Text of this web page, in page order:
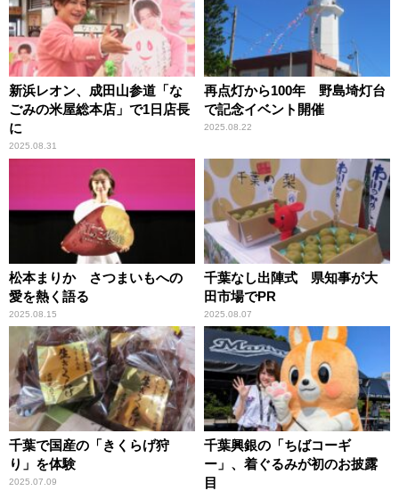
新浜レオン、成田山参道「な
ごみの米屋総本店」で1日店長
に
2025.08.31
再点灯から100年 野島埼灯台
で記念イベント開催
2025.08.22
松本まりか さつまいもへの
愛を熱く語る
2025.08.15
千葉なし出陣式 県知事が大
田市場でPR
2025.08.07
千葉で国産の「きくらげ狩
り」を体験
2025.07.09
千葉興銀の「ちばコーギ
ー」、着ぐるみが初のお披露
目